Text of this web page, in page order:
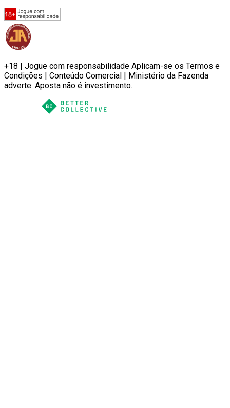
+18 | Jogue com responsabilidade Aplicam-se os Termos e
Condições | Conteúdo Comercial | Ministério da Fazenda
adverte: Aposta não é investimento.